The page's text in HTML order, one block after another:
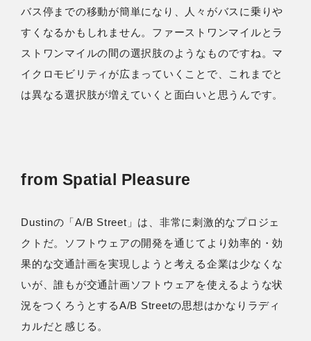
バス停までの移動が簡単になり、人々がバスに乗りや
すくなるかもしれません。ファーストワンマイルとラ
ストワンマイルの間の選択肢のようなものですね。マ
イクロモビリティが広まっていくことで、これまでと
は異なる選択肢が増えていくと面白いと思うんです。
from Spatial Pleasure
Dustinの「A/B Street」は、非常に刺激的なプロジェ
クトだ。ソフトウェアの開発を通じてより効率的・効
果的な交通計画を実現しようと考える企業は少なくな
いが、誰もが交通計画ソフトウェアを使えるような状
況をつくろうとするA/B Streetの思想はかなりラディ
カルだと感じる。